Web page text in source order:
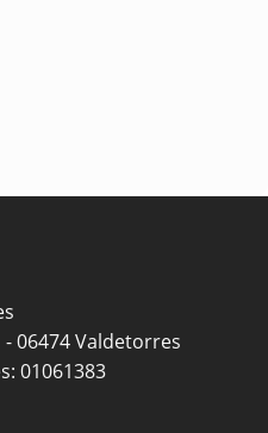
06474 Valdetorres
01061383